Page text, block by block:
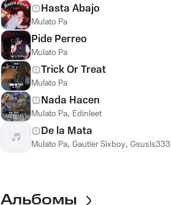
Hasta Abajo
Mulato Pa
Pide Perreo
Mulato Pa
Trick Or Treat
Mulato Pa
Nada Hacen
Mulato Pa, Edinleet
De la Mata
Mulato Pa, Gautier Sixboy, Gsusls333
Альбомы